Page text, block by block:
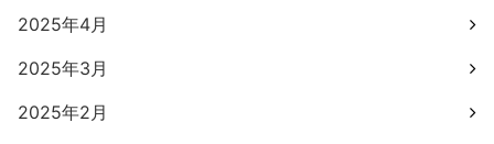
2025年4月
2025年3月
2025年2月